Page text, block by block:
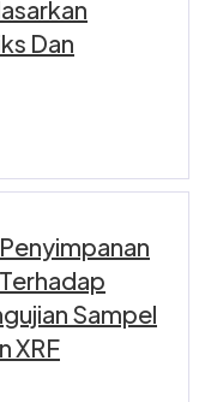
Dan
Sampel
XRF